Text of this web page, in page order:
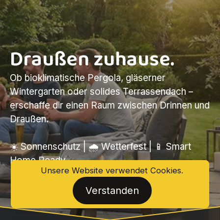
Draußen zuhause.
Ob bioklimatische Pergola, gläserner
Wintergarten oder solides Terrassendach –
erschaffe dir einen Raum zwischen Drinnen und
Draußen.
☀️ Sonnenschutz | 🌧️ Wetterfest | 📱 Smart
Home Ready
Unsere Website verwendet Cookies.
Verstanden